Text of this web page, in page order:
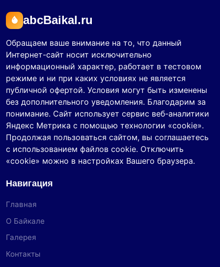
abcBaikal.ru
Обращаем ваше внимание на то, что данный
Интернет-сайт носит исключительно
информационный характер, работает в тестовом
режиме и ни при каких условиях не является
публичной офертой. Условия могут быть изменены
без дополнительного уведомления. Благодарим за
понимание. Сайт использует сервис веб-аналитики
Яндекс Метрика с помощью технологии «cookie».
Продолжая пользоваться сайтом, вы соглашаетесь
с использованием файлов cookie. Отключить
«cookie» можно в настройках Вашего браузера.
Навигация
Главная
О Байкале
Галерея
Контакты